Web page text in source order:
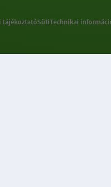
tájékoztatóSütiTechnikai